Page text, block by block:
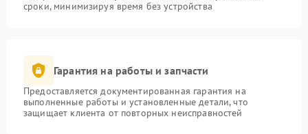
сроки, минимизируя время без устройства
Гарантия на работы и запчасти
Предоставляется документированная гарантия на
выполненные работы и установленные детали, что
защищает клиента от повторных неисправностей